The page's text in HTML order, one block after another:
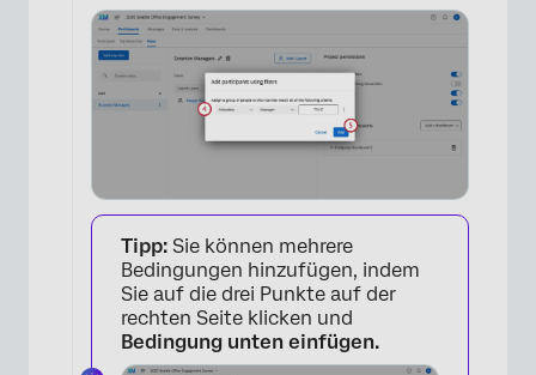
×
Tipp: Sie können mehrere
Bedingungen hinzufügen, indem
Sie auf die drei Punkte auf der
rechten Seite klicken und
Bedingung unten einfügen.